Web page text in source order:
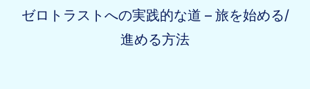
ゼロトラストへの実践的な道 – 旅を始める/
進める方法